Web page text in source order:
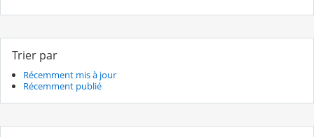
Trier par
Récemment mis à jour
Récemment publié